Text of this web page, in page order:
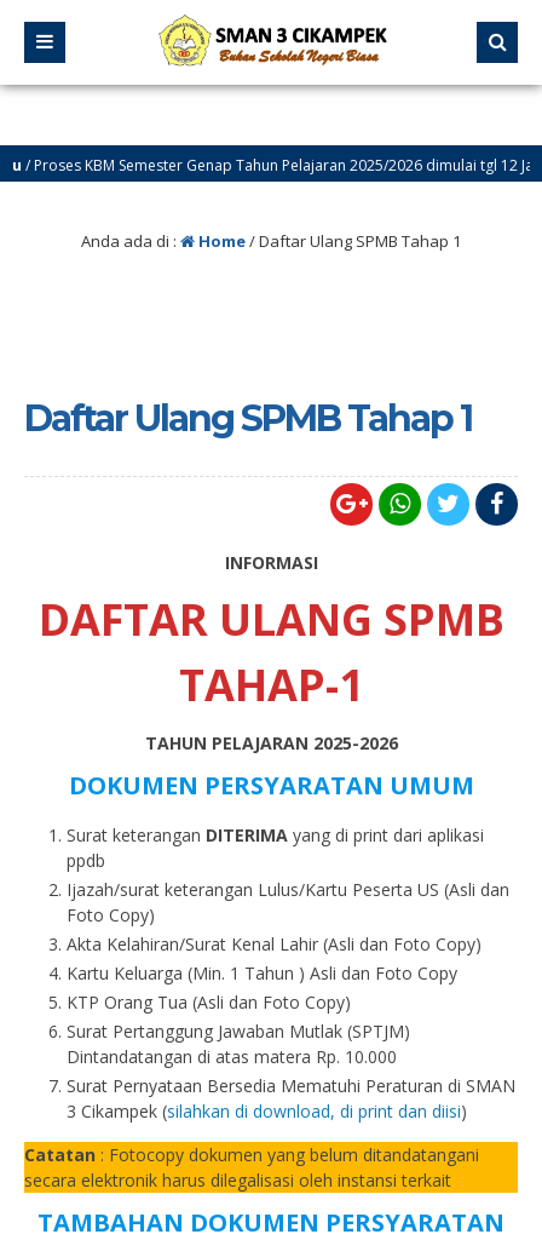
KBM Semester Genap Tahun Pelajaran 2025/2026 dimulai tgl 12 Januari
Anda ada di : Home/Daftar Ulang SPMB Tahap 1
Daftar Ulang SPMB Tahap 1
INFORMASI
DAFTAR ULANG SPMB
TAHAP-1
TAHUN PELAJARAN 2025-2026
DOKUMEN PERSYARATAN UMUM
Surat keterangan DITERIMA yang di print dari aplikasi
ppdb
Ijazah/surat keterangan Lulus/Kartu Peserta US (Asli dan
Foto Copy)
Akta Kelahiran/Surat Kenal Lahir (Asli dan Foto Copy)
Kartu Keluarga (Min. 1 Tahun ) Asli dan Foto Copy
KTP Orang Tua (Asli dan Foto Copy)
Surat Pertanggung Jawaban Mutlak (SPTJM)
Dintandatangan di atas matera Rp. 10.000
Surat Pernyataan Bersedia Mematuhi Peraturan di SMAN
3 Cikampek (silahkan di download, di print dan diisi)
Catatan : Fotocopy dokumen yang belum ditandatangani
secara elektronik harus dilegalisasi oleh instansi terkait
TAMBAHAN DOKUMEN PERSYARATAN